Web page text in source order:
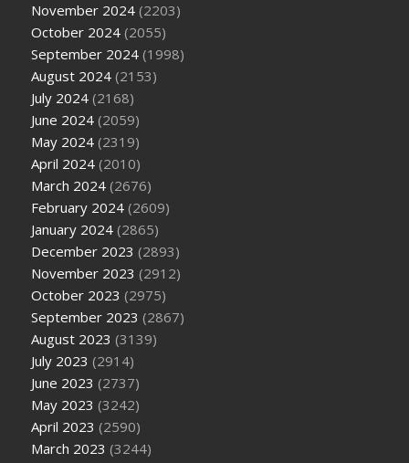
November 2024 (2203)
October 2024 (2055)
September 2024 (1998)
August 2024 (2153)
July 2024 (2168)
June 2024 (2059)
May 2024 (2319)
April 2024 (2010)
March 2024 (2676)
February 2024 (2609)
January 2024 (2865)
December 2023 (2893)
November 2023 (2912)
October 2023 (2975)
September 2023 (2867)
August 2023 (3139)
July 2023 (2914)
June 2023 (2737)
May 2023 (3242)
April 2023 (2590)
March 2023 (3244)